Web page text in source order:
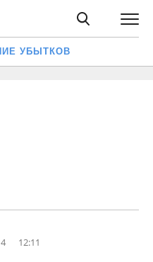
УБЫТКОВ
12:11